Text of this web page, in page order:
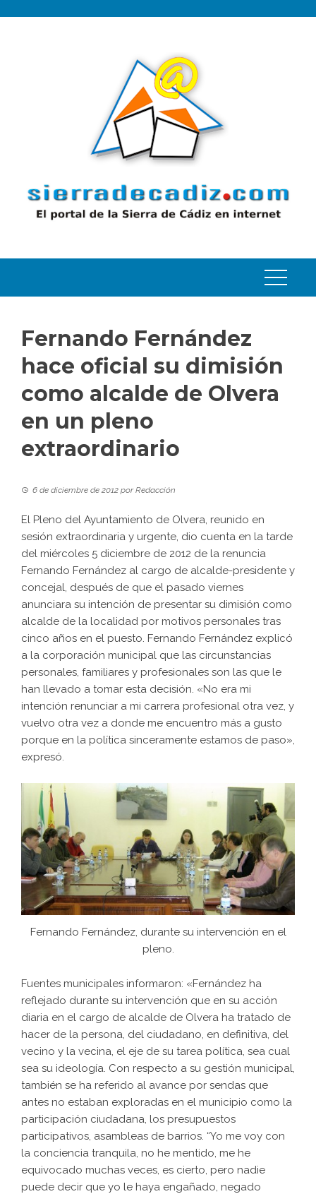
Fernando Fernández
hace oficial su dimisión
como alcalde de Olvera
en un pleno
extraordinario
6 de diciembre de 2012 porRedacción
El Pleno del Ayuntamiento de Olvera, reunido en
sesión extraordinaria y urgente, dio cuenta en la tarde
del miércoles 5 diciembre de 2012 de la renuncia
Fernando Fernández al cargo de alcalde-presidente y
concejal, después de que el pasado viernes
anunciara su intención de presentar su dimisión como
alcalde de la localidad por motivos personales tras
cinco años en el puesto. Fernando Fernández explicó
a la corporación municipal que las circunstancias
personales, familiares y profesionales son las que le
han llevado a tomar esta decisión. «No era mi
intención renunciar a mi carrera profesional otra vez, y
vuelvo otra vez a donde me encuentro más a gusto
porque en la política sinceramente estamos de paso»,
expresó.
Fernando Fernández, durante su intervención en el
pleno.
Fuentes municipales informaron: «Fernández ha
reflejado durante su intervención que en su acción
diaria en el cargo de alcalde de Olvera ha tratado de
hacer de la persona, del ciudadano, en definitiva, del
vecino y la vecina, el eje de su tarea política, sea cual
sea su ideología. Con respecto a su gestión municipal,
también se ha referido al avance por sendas que
antes no estaban exploradas en el municipio como la
participación ciudadana, los presupuestos
participativos, asambleas de barrios. “Yo me voy con
la conciencia tranquila, no he mentido, me he
equivocado muchas veces, es cierto, pero nadie
puede decir que yo le haya engañado, negado